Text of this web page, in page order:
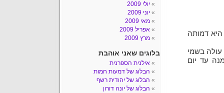
דמותה
בשמי
ממנה עד יום
יולי 2009
יוני 2009
מאי 2009
אפריל 2009
מרץ 2009
בלוגים שאני אוהבת
אילנית הספרנית
הבלוג של דמעות חמות
הבלוג של יהודית רשף
הבלוג של יונה דורון